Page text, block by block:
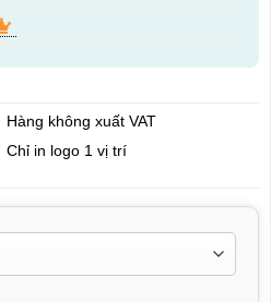
Hàng không xuất VAT
Chỉ in logo 1 vị trí